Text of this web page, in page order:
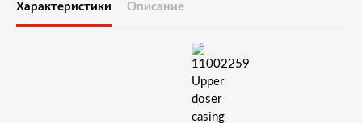
Характеристики Описание